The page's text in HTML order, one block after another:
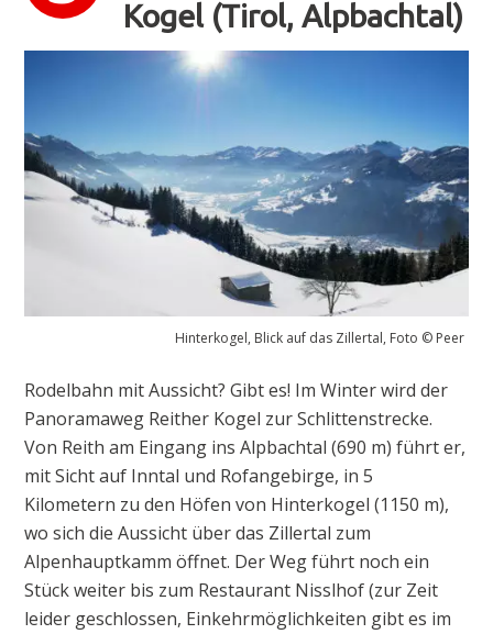
Kogel (Tirol, Alpbachtal)
Hinterkogel, Blick auf das Zillertal, Foto © Peer
Rodelbahn mit Aussicht? Gibt es! Im Winter wird der
Panoramaweg Reither Kogel zur Schlittenstrecke.
Von Reith am Eingang ins Alpbachtal (690 m) führt er,
mit Sicht auf Inntal und Rofangebirge, in 5
Kilometern zu den Höfen von Hinterkogel (1150 m),
wo sich die Aussicht über das Zillertal zum
Alpenhauptkamm öffnet. Der Weg führt noch ein
Stück weiter bis zum Restaurant Nisslhof (zur Zeit
leider geschlossen, Einkehrmöglichkeiten gibt es im